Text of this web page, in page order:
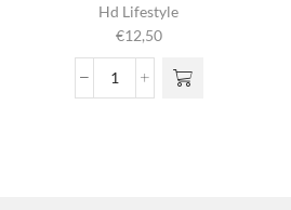
Hd Lifestyle
€12,50
Volume